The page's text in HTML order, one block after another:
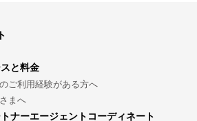
と料金
ご利用経験がある方へ
まへ
ナーエージェントコーディネート